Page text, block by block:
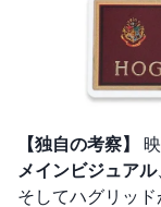
【独自の考察】
メインビジュアル
そしてハグリッ